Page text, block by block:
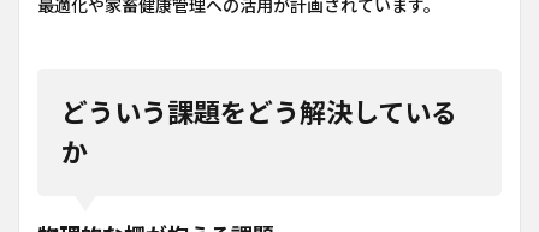
最適化や家畜健康管理への活用が計画されています。
どういう課題をどう解決している
か